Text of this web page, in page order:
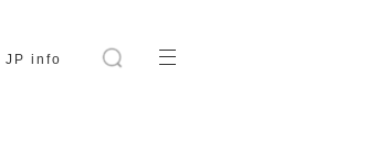
JP info